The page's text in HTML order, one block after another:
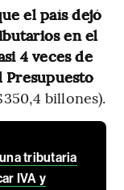
el país dejó
en el
4 veces de
Presupuesto
billones).
tributaria
IVA y